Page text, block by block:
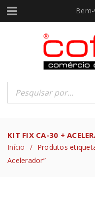
KIT FIX CA-30 +
Início /
Produtos
Acelerador”